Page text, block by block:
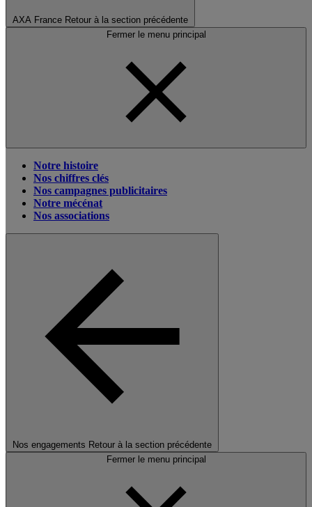
AXA France Retour à la section précédente
Fermer le menu principal
Notre histoire
Nos chiffres clés
Nos campagnes publicitaires
Notre mécénat
Nos associations
Nos engagements Retour à la section précédente
Fermer le menu principal